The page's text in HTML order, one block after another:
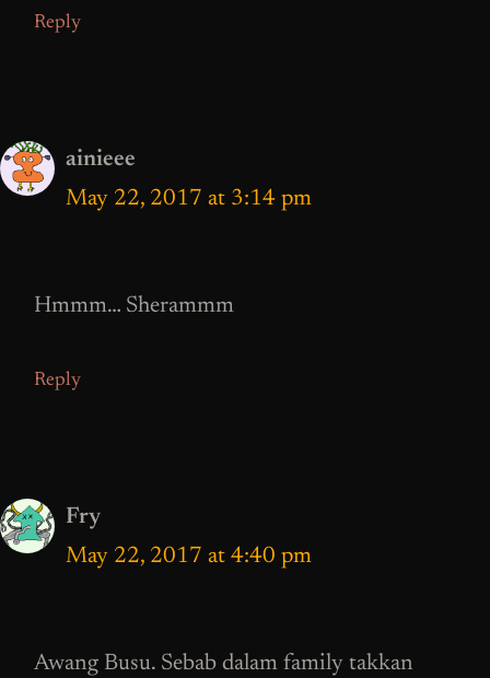
Reply
ainieee
May 22, 2017 at 3:14 pm
Hmmm… Sherammm
Reply
Fry
May 22, 2017 at 4:40 pm
Awang Busu. Sebab dalam family takkan